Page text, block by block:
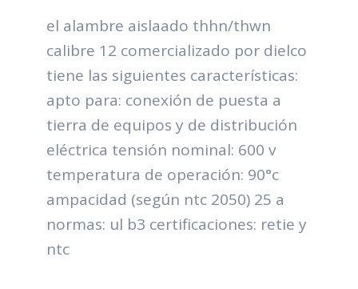
el alambre aislaado thhn/thwn
calibre 12 comercializado por dielco
tiene las siguientes características:
apto para: conexión de puesta a
tierra de equipos y de distribución
eléctrica tensión nominal: 600 v
temperatura de operación: 90°c
ampacidad (según ntc 2050) 25 a
normas: ul b3 certificaciones: retie y
ntc